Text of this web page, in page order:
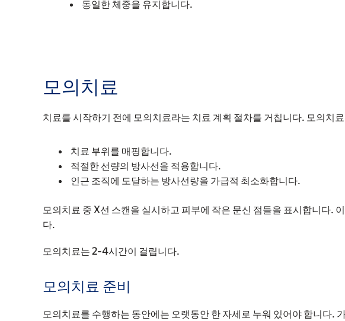
동일한 체중을 유지합니다.
모의치료
치료를 시작하기 전에 모의치료라는 치료 계획 절차를 거칩니다. 모의치
치료 부위를 매핑합니다.
적절한 선량의 방사선을 적용합니다.
인근 조직에 도달하는 방사선량을 가급적 최소화합니다.
모의치료 중 X선 스캔을 실시하고 피부에 작은 문신 점들을 표시합니다.
다.
모의치료는 2-4시간이 걸립니다.
모의치료 준비
모의치료를 수행하는 동안에는 오랫동안 한 자세로 누워 있어야 합니다.